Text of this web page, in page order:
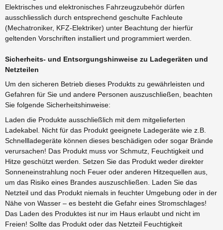
Elektrisches und elektronisches Fahrzeugzubehör dürfen
ausschliesslich durch entsprechend geschulte Fachleute
(Mechatroniker, KFZ-Elektriker) unter Beachtung der hierfür
geltenden Vorschriften installiert und programmiert werden.
Sicherheits- und Entsorgungshinweise zu Ladegeräten und
Netzteilen
Um den sicheren Betrieb dieses Produkts zu gewährleisten und
Gefahren für Sie und andere Personen auszuschließen, beachten
Sie folgende Sicherheitshinweise:
Laden die Produkte ausschließlich mit dem mitgelieferten
Ladekabel. Nicht für das Produkt geeignete Ladegeräte wie z.B.
Schnellladegeräte können dieses beschädigen oder sogar Brände
verursachen! Das Produkt muss vor Schmutz, Feuchtigkeit und
Hitze geschützt werden. Setzen Sie das Produkt weder direkter
Sonneneinstrahlung noch Feuer oder anderen Hitzequellen aus,
um das Risiko eines Brandes auszuschließen. Laden Sie das
Netzteil und das Produkt niemals in feuchter Umgebung oder in der
Nähe von Wasser – es besteht die Gefahr eines Stromschlages!
Das Laden des Produktes ist nur im Haus erlaubt und nicht im
Freien! Sollte das Produkt oder das Netzteil Feuchtigkeit